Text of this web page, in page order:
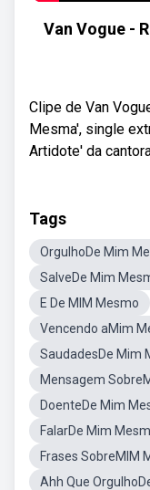
Van Vogue -
Clipe de Van
Mesma', single
Artidote' da
Tags
OrgulhoDe Mim
SalveDe Mim
E De MIM Mesmo
Vencendo aMim
SaudadesDe Mim
Mensagem
DoenteDe Mim
FalarDe Mim
Frases SobreMIM
Ahh Que